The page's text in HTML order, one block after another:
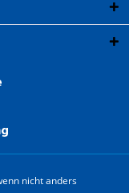
nicht anders